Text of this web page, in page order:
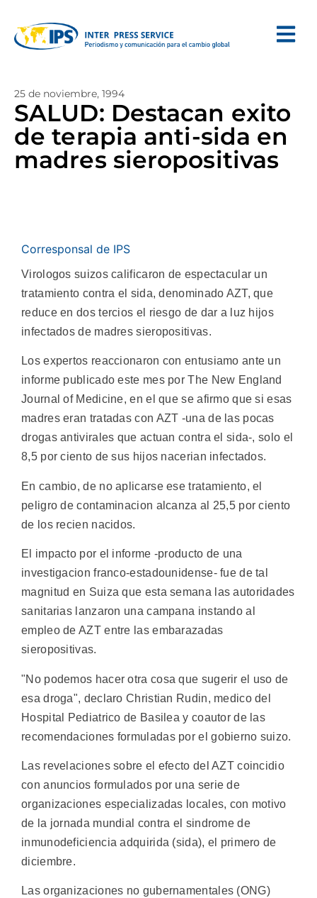
25 de noviembre, 1994
SALUD: Destacan exito
de terapia anti-sida en
madres sieropositivas
Corresponsal de IPS
Virologos suizos calificaron de espectacular un
tratamiento contra el sida, denominado AZT, que
reduce en dos tercios el riesgo de dar a luz hijos
infectados de madres sieropositivas.
Los expertos reaccionaron con entusiamo ante un
informe publicado este mes por The New England
Journal of Medicine, en el que se afirmo que si esas
madres eran tratadas con AZT -una de las pocas
drogas antivirales que actuan contra el sida-, solo el
8,5 por ciento de sus hijos nacerian infectados.
En cambio, de no aplicarse ese tratamiento, el
peligro de contaminacion alcanza al 25,5 por ciento
de los recien nacidos.
El impacto por el informe -producto de una
investigacion franco-estadounidense- fue de tal
magnitud en Suiza que esta semana las autoridades
sanitarias lanzaron una campana instando al
empleo de AZT entre las embarazadas
sieropositivas.
"No podemos hacer otra cosa que sugerir el uso de
esa droga", declaro Christian Rudin, medico del
Hospital Pediatrico de Basilea y coautor de las
recomendaciones formuladas por el gobierno suizo.
Las revelaciones sobre el efecto del AZT coincidio
con anuncios formulados por una serie de
organizaciones especializadas locales, con motivo
de la jornada mundial contra el sindrome de
inmunodeficiencia adquirida (sida), el primero de
diciembre.
Las organizaciones no gubernamentales (ONG)